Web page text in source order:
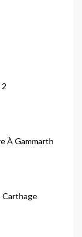
À Gammarth
Carthage